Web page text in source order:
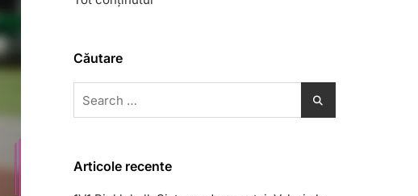
Căutare
for:
Articole recente